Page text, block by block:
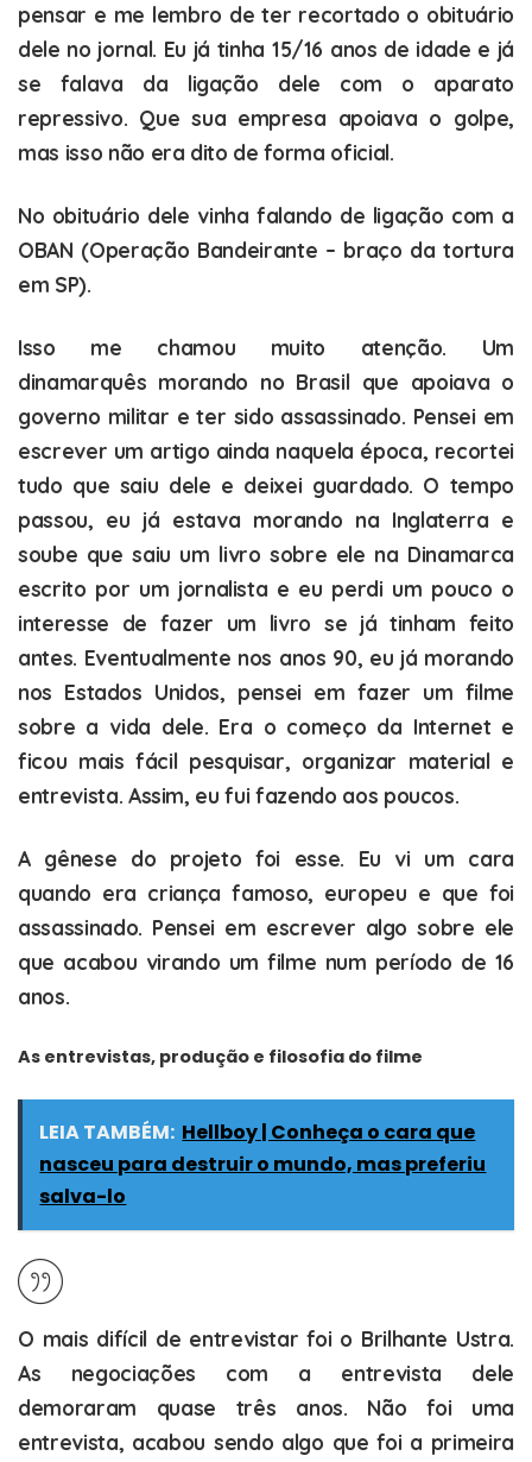
pensar e me lembro de ter recortado o obituário
dele no jornal. Eu já tinha 15/16 anos de idade e já
se falava da ligação dele com o aparato
repressivo. Que sua empresa apoiava o golpe,
mas isso não era dito de forma oficial.
No obituário dele vinha falando de ligação com a
OBAN (Operação Bandeirante – braço da tortura
em SP).
Isso me chamou muito atenção. Um
dinamarquês morando no Brasil que apoiava o
governo militar e ter sido assassinado. Pensei em
escrever um artigo ainda naquela época, recortei
tudo que saiu dele e deixei guardado. O tempo
passou, eu já estava morando na Inglaterra e
soube que saiu um livro sobre ele na Dinamarca
escrito por um jornalista e eu perdi um pouco o
interesse de fazer um livro se já tinham feito
antes. Eventualmente nos anos 90, eu já morando
nos Estados Unidos, pensei em fazer um filme
sobre a vida dele. Era o começo da Internet e
ficou mais fácil pesquisar, organizar material e
entrevista. Assim, eu fui fazendo aos poucos.
A gênese do projeto foi esse. Eu vi um cara
quando era criança famoso, europeu e que foi
assassinado. Pensei em escrever algo sobre ele
que acabou virando um filme num período de 16
anos.
As entrevistas, produção e filosofia do filme
LEIA TAMBÉM: Hellboy | Conheça o cara que
nasceu para destruir o mundo, mas preferiu
salva-lo
O mais difícil de entrevistar foi o Brilhante Ustra.
As negociações com a entrevista dele
demoraram quase três anos. Não foi uma
entrevista, acabou sendo algo que foi a primeira